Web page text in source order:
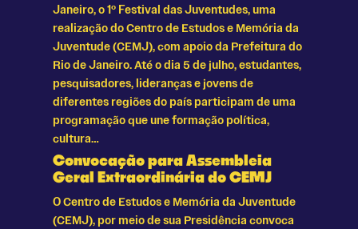
Janeiro, o 1º Festival das Juventudes, uma
realização do Centro de Estudos e Memória da
Juventude (CEMJ), com apoio da Prefeitura do
Rio de Janeiro. Até o dia 5 de julho, estudantes,
pesquisadores, lideranças e jovens de
diferentes regiões do país participam de uma
programação que une formação política,
cultura…
Convocação para Assembleia
Geral Extraordinária do CEMJ
O Centro de Estudos e Memória da Juventude
(CEMJ), por meio de sua Presidência convoca